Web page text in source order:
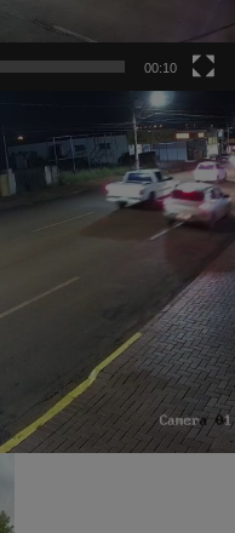
00:10